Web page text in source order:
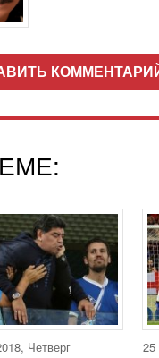
Четверг 25